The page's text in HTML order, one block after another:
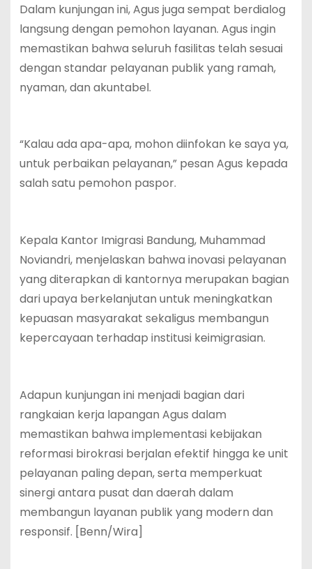
Dalam kunjungan ini, Agus juga sempat berdialog
langsung dengan pemohon layanan. Agus ingin
memastikan bahwa seluruh fasilitas telah sesuai
dengan standar pelayanan publik yang ramah,
nyaman, dan akuntabel.
“Kalau ada apa-apa, mohon diinfokan ke saya ya,
untuk perbaikan pelayanan,” pesan Agus kepada
salah satu pemohon paspor.
Kepala Kantor Imigrasi Bandung, Muhammad
Noviandri, menjelaskan bahwa inovasi pelayanan
yang diterapkan di kantornya merupakan bagian
dari upaya berkelanjutan untuk meningkatkan
kepuasan masyarakat sekaligus membangun
kepercayaan terhadap institusi keimigrasian.
Adapun kunjungan ini menjadi bagian dari
rangkaian kerja lapangan Agus dalam
memastikan bahwa implementasi kebijakan
reformasi birokrasi berjalan efektif hingga ke unit
pelayanan paling depan, serta memperkuat
sinergi antara pusat dan daerah dalam
membangun layanan publik yang modern dan
responsif. [Benn/Wira]